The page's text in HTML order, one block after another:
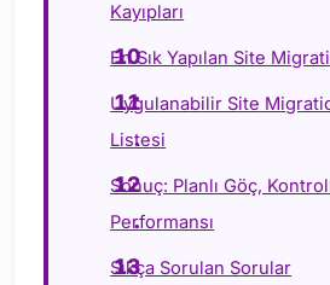
Kayıpları
En Sık Yapılan Site
Uygulanabilir Site
Listesi
Sonuç: Planlı Göç,
Performansı
Sıkça Sorulan Sorular